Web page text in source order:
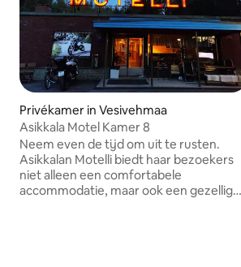
Privékamer in Vesivehmaa
Asikkala Motel Kamer 8
Neem even de tijd om uit te rusten.
Asikkalan Motelli biedt haar bezoekers
niet alleen een comfortabele
accommodatie, maar ook een gezellige